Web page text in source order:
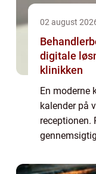
02 august
digitale
klinikken
En moderne
kalender på
receptionen.
travl